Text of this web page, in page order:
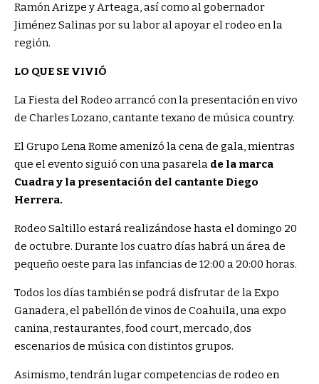
Ramón Arizpe y Arteaga, así como al gobernador
Jiménez Salinas por su labor al apoyar el rodeo en la
región.
LO QUE SE VIVIÓ
La Fiesta del Rodeo arrancó con la presentación en vivo
de Charles Lozano, cantante texano de música country.
El Grupo Lena Rome amenizó la cena de gala, mientras
que el evento siguió con una pasarela de la marca
Cuadra y la presentación del cantante Diego
Herrera.
Rodeo Saltillo estará realizándose hasta el domingo 20
de octubre. Durante los cuatro días habrá un área de
pequeño oeste para las infancias de 12:00 a 20:00 horas.
Todos los días también se podrá disfrutar de la Expo
Ganadera, el pabellón de vinos de Coahuila, una expo
canina, restaurantes, food court, mercado, dos
escenarios de música con distintos grupos.
Asimismo, tendrán lugar competencias de rodeo en